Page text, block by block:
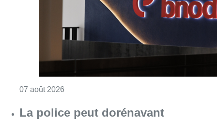
07 août 2026
La police peut dorénavant